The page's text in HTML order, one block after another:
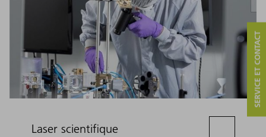
Laser scientifique
SERVICE ET CONTACT